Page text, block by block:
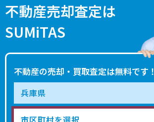
不動産売却査定は
SUMiTAS
不動産の売却・買取査定は無料です！